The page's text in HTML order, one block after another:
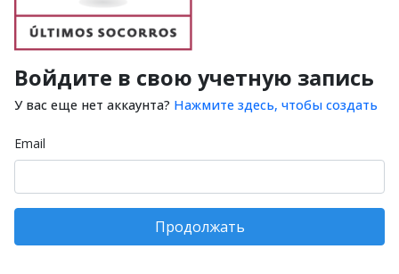
Войдите в свою учетную запись
У вас еще нет аккаунта? Нажмите здесь, чтобы создать
Email
Продолжать